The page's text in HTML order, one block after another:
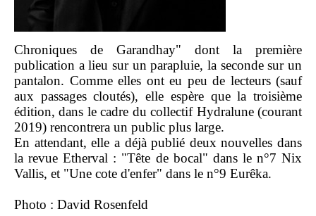
Chroniques de Garandhay" dont la première
publication a lieu sur un parapluie, la seconde sur un
pantalon. Comme elles ont eu peu de lecteurs (sauf
aux passages cloutés), elle espère que la troisième
édition, dans le cadre du collectif Hydralune (courant
2019) rencontrera un public plus large.
En attendant, elle a déjà publié deux nouvelles dans
la revue Etherval : "Tête de bocal" dans le n°7 Nix
Vallis, et "Une cote d'enfer" dans le n°9 Eurêka.
Photo : David Rosenfeld